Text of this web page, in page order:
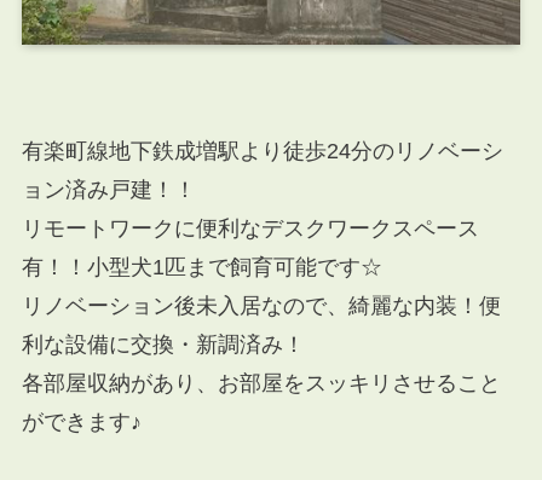
有楽町線地下鉄成増駅より徒歩24分のリノベーシ
ョン済み戸建！！
リモートワークに便利なデスクワークスペース
有！！小型犬1匹まで飼育可能です☆
リノベーション後未入居なので、綺麗な内装！便
利な設備に交換・新調済み！
各部屋収納があり、お部屋をスッキリさせること
ができます♪